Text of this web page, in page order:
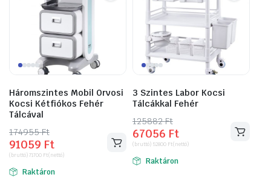
Háromszintes Mobil Orvosi
Kocsi Kétfiókos Fehér
Tálcával
174955Ft
Original
price
was:
174955 Ft.
91059 Ft
Current
price
is:
91059 Ft.
(bruttó)71700 Ft(nettó)
Raktáron
3 Szintes Labor Kocsi
Tálcákkal Fehér
125882Ft
Original
price
was:
125882 Ft.
67056 Ft
Current
price
is:
67056 Ft.
(bruttó) 52800 Ft(nettó)
Raktáron